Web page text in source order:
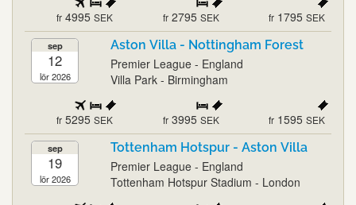
fr 4995 SEK fr 2795 SEK fr 1795 SEK
sep
12
lör 2026
Aston Villa - Nottingham Forest
Premier League - England
Villa Park - Birmingham
fr 5295 SEK fr 3995 SEK fr 1595 SEK
sep
19
lör 2026
Tottenham Hotspur - Aston Villa
Premier League - England
Tottenham Hotspur Stadium - London